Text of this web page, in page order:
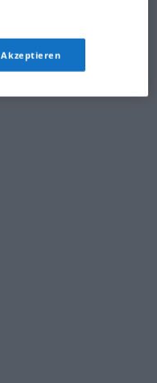
Akzeptieren